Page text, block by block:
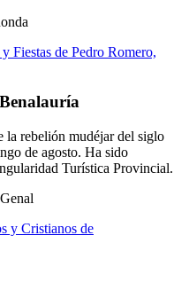
Fiestas de Pedro Romero,
la rebelión mudéjar del siglo
de agosto. Ha sido
Turística Provincial.
y Cristianos de